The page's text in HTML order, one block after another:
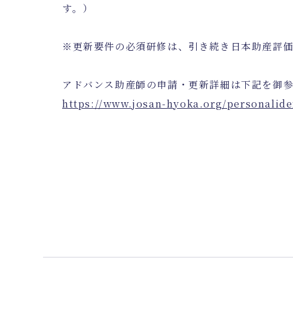
す。）
※更新要件の必須研修は、引き続き日本助産評
アドバンス助産師の申請・更新詳細は下記を御参
https://www.josan-hyoka.org/